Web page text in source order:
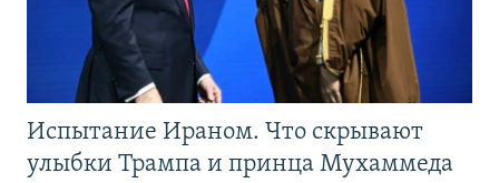
Испытание Ираном. Что скрывают
улыбки Трампа и принца Мухаммеда